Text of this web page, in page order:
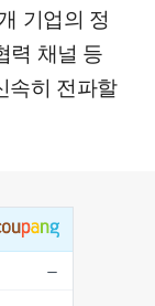
기업의 정
력 채널 등
속히 전파할